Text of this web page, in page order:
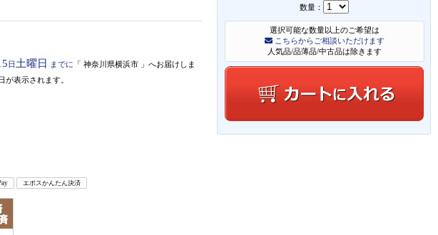
数量：
選択可能な数量以上のご希望は
こちらからご相談いただけます
人気品/品薄品/中古品は除きます
日 土曜日 までに 「 神奈川県横浜市 」 へお届けしま
表示されます。
エポスかんたん決済